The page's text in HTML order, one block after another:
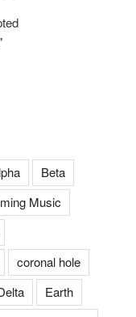
Beta
Music
coronal hole
Earth